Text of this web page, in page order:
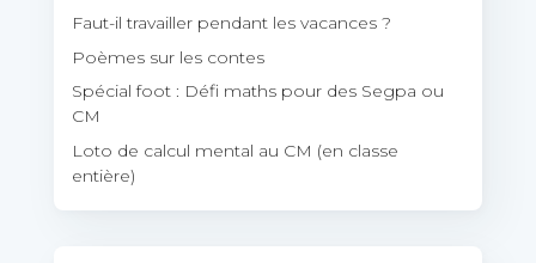
Faut-il travailler pendant les vacances ?
Poèmes sur les contes
Spécial foot : Défi maths pour des Segpa ou
CM
Loto de calcul mental au CM (en classe
entière)